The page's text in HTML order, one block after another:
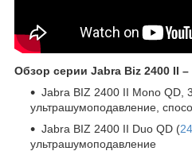
Обзор серии Jabra Biz 2400 II
Jabra BIZ 2400 II Mono QD,
ультрашумоподавление,
Jabra BIZ 2400 II Duo QD (
ультрашумоподавление